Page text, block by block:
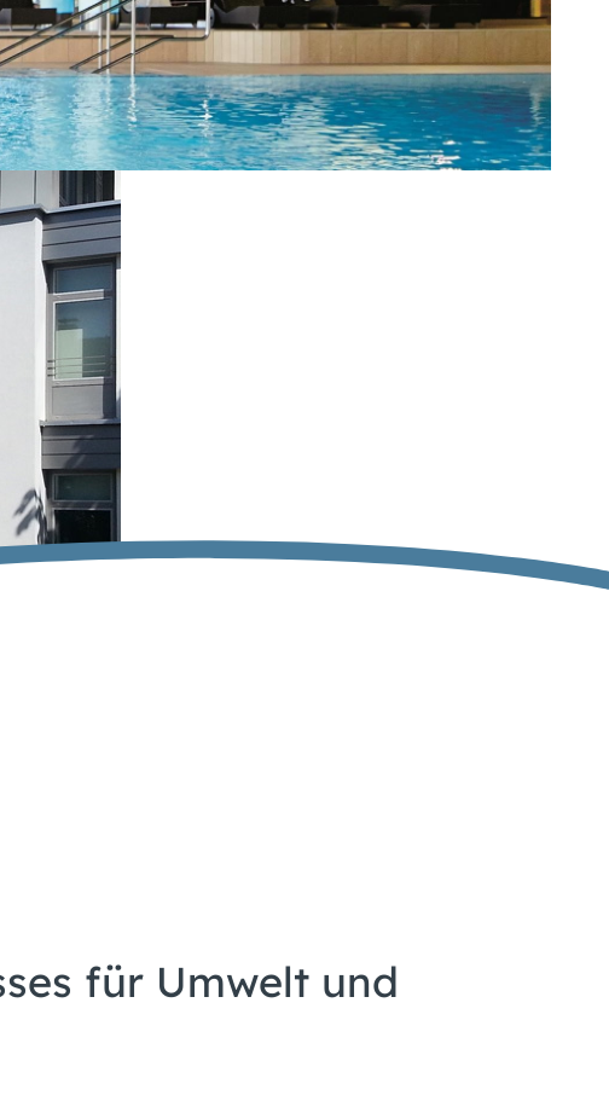
für Umwelt und